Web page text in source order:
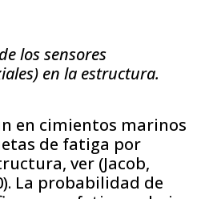
los sensores
en la estructura.
en cimientos marinos
de fatiga por
ver (Jacob,
La probabilidad de